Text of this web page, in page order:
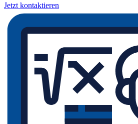
Jetzt kontaktieren